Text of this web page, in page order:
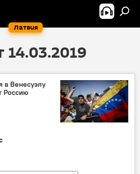
Латвия
14.03.2019
в Венесуэлу
Россию